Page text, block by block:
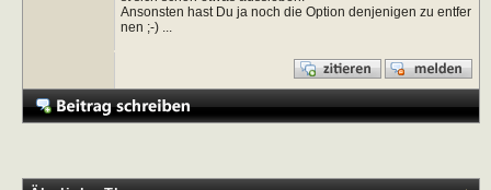
Ansonsten hast Du ja noch die Option denjenigen zu entfer
nen ;-) ...